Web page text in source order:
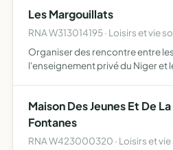
Les Margouillats
RNA W313014195 · Loisirs et vie
Organiser des rencontre entre
l'enseignement privé du Niger et
Maison Des Jeunes Et De
Fontanes
RNA W423000320 · Loisirs et vie